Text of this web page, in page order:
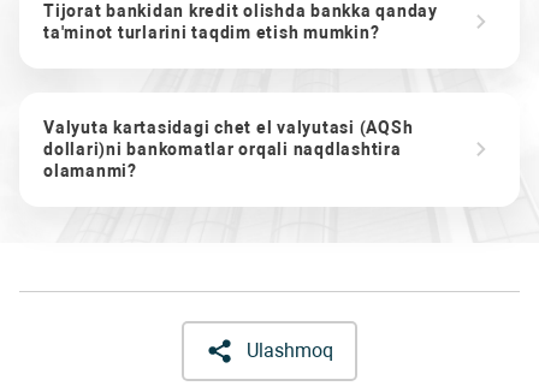
Tijorat bankidan kredit olishda bankka qanday
ta'minot turlarini taqdim etish mumkin?
Valyuta kartasidagi chet el valyutasi (AQSh
dollari)ni bankomatlar orqali naqdlashtira
olamanmi?
Ulashmoq